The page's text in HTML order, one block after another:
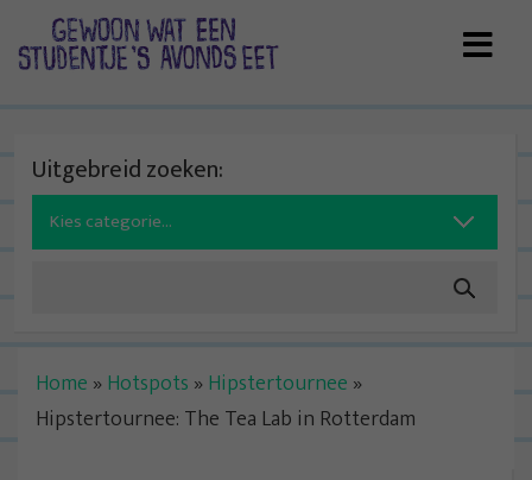
Uitgebreid zoeken:
Search
for:
Home » Hotspots » Hipstertournee »
Hipstertournee: The Tea Lab in Rotterdam